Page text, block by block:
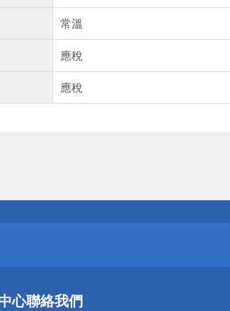
常溫
應稅
應稅
！
！
心聯絡我們